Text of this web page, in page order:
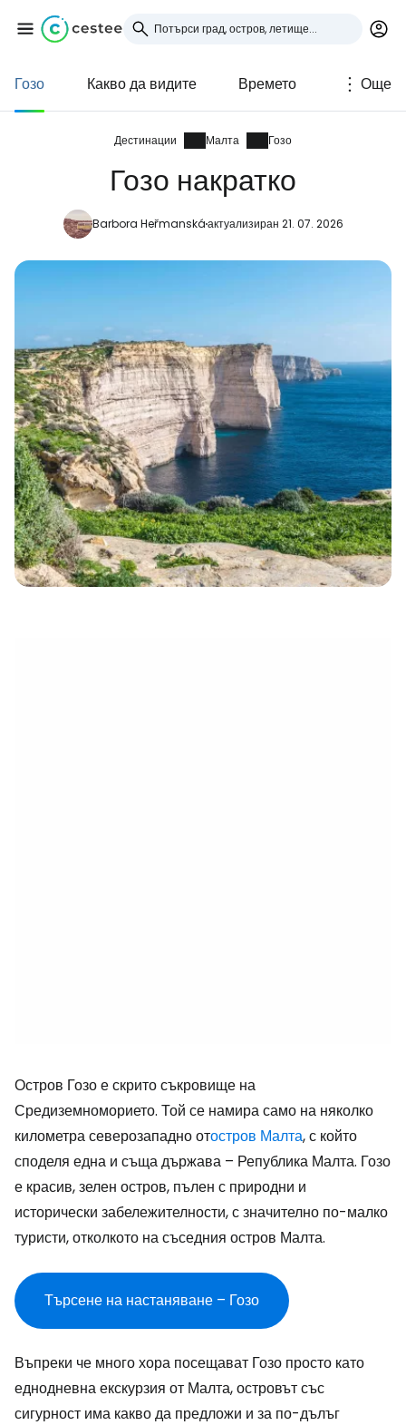
Гозо Какво да видите Времето Още
Дестинации Малта Гозо
Гозо накратко
Barbora Heřmanskáактуализиран 21. 07. 2026
Остров Гозо е скрито съкровище на
Средиземноморието. Той се намира само на няколко
километра северозападно отостров Малта, с който
споделя една и съща държава – Република Малта. Гозо
е красив, зелен остров, пълен с природни и
исторически забележителности, с значително по-малко
туристи, отколкото на съседния остров Малта.
Търсене на настаняване – Гозо
Въпреки че много хора посещават Гозо просто като
еднодневна екскурзия от Малта, островът със
сигурност има какво да предложи и за по-дълъг
Влезте в Cestee
... световната общност на туристите
Продължете с Google
Продължете с имейл